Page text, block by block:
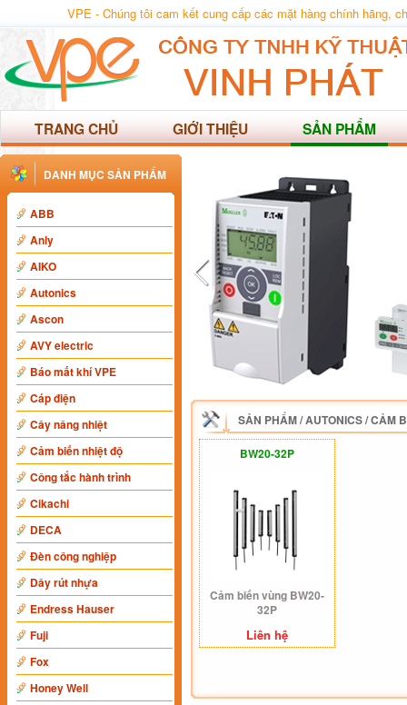
VPE - Chúng tôi cam kết cung cấp các mặt hàng chính hãng,
TRANG CHỦ GIỚI THIỆU SẢN PHẨM
DANH MỤC SẢN PHẨM
ABB
Anly
AIKO
Autonics
Ascon
AVY electric
Báo mất khí VPE
Cáp điện
Cây nâng nhiệt
Cảm biến nhiệt độ
Công tắc hành trình
Cikachi
DECA
Đèn công nghiệp
Dây rút nhựa
Endress Hauser
Fuji
Fox
Honey Well
SẢN PHẨM/AUTONICS/CẢM
BW20-32P
Cảm biến vùng BW20-
32P
Liên hệ